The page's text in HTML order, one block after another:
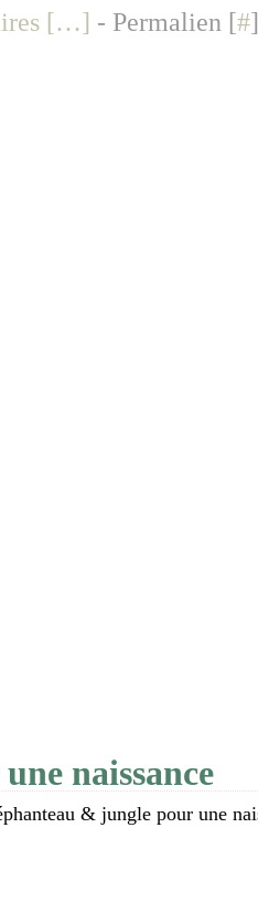
[…] - Permalien [#]
naissance